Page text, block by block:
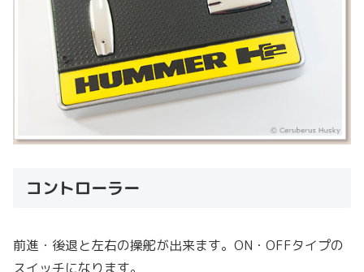
コントローラー
前進・後退と左右の操舵が出来ます。ON・OFFタイプの
スイッチになります。